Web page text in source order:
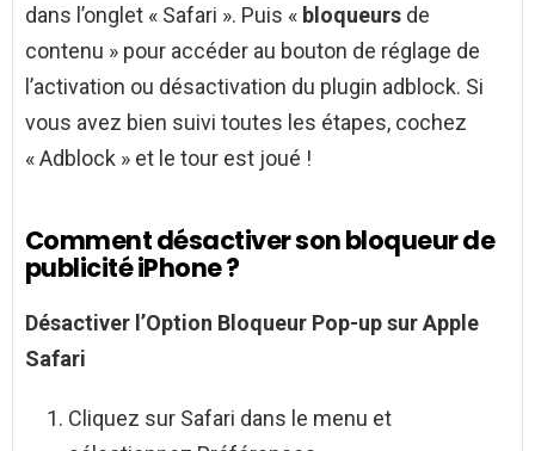
dans l’onglet « Safari ». Puis « bloqueurs de
contenu » pour accéder au bouton de réglage de
l’activation ou désactivation du plugin adblock. Si
vous avez bien suivi toutes les étapes, cochez
« Adblock » et le tour est joué !
Comment désactiver son bloqueur de
publicité iPhone ?
Désactiver l’Option Bloqueur Pop-up sur Apple
Safari
Cliquez sur Safari dans le menu et